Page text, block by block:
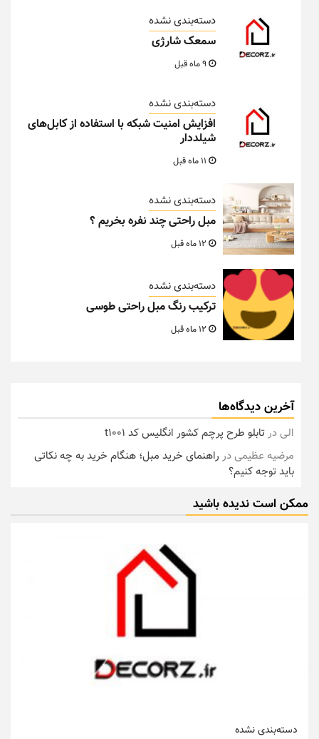
دسته‌بندی نشده
سمعک شارژی
دسته‌بندی نشده
افزایش امنیت شبکه با استفاده از کابل‌های
شیلددار
دسته‌بندی نشده
مبل راحتی چند نفره بخریم ؟
دسته‌بندی نشده
ترکیب رنگ مبل راحتی طوسی
آخرین دیدگاه‌ها
الیدرتابلو طرح پرچم کشور انگلیس کد t1001
مرضیه عظیمیدر راهنمای خرید مبل؛ هنگام خرید به چه نکاتی
باید توجه کنیم؟
ممکن است ندیده باشید
دسته‌بندی نشده